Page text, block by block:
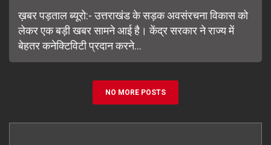
ख़बर पड़ताल ब्यूरो:- उत्तराखंड के सड़क अवसंरचना विकास को
लेकर एक बड़ी खबर सामने आई है। केंद्र सरकार ने राज्य में
बेहतर कनेक्टिविटी प्रदान करने...
NO MORE POSTS